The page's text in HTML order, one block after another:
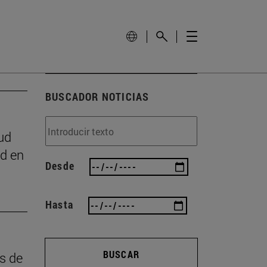
en
de
BUSCADOR NOTICIAS
Desde
Hasta
BUSCAR